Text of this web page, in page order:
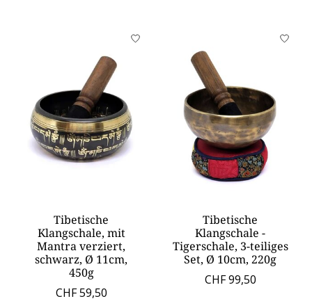
Tibetische
Klangschale, mit
Mantra verziert,
schwarz, Ø 11cm,
450g
CHF 59,50
Tibetische
Klangschale -
Tigerschale, 3-teiliges
Set, Ø 10cm, 220g
CHF 99,50